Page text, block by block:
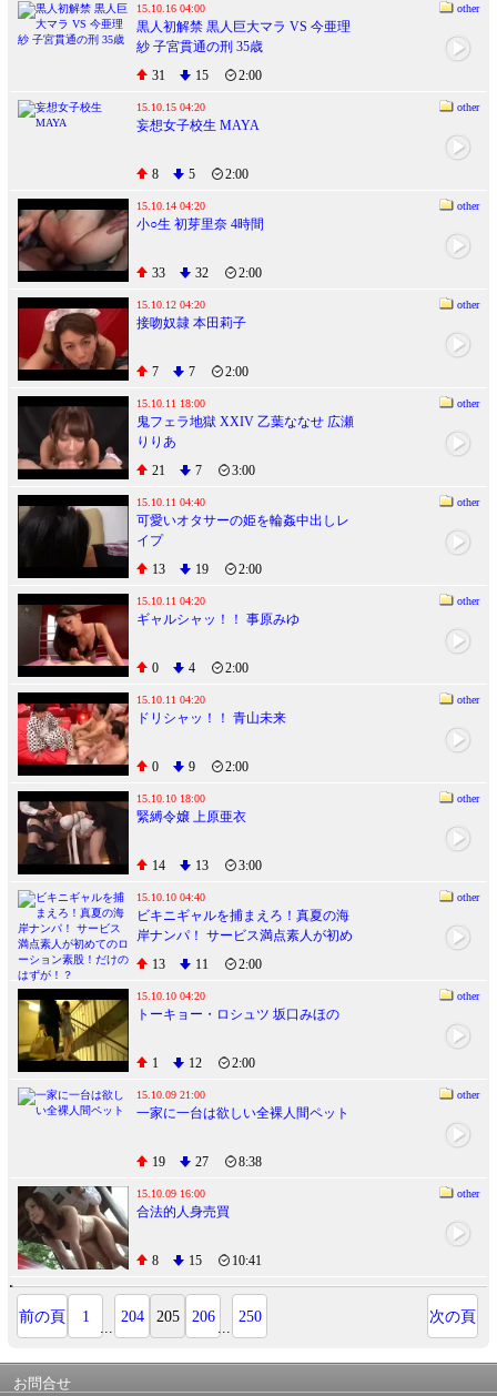
15.10.16 04:00 other
黒人初解禁 黒人巨大マラ VS 今亜理
紗 子宮貫通の刑 35歳
31
15 2:00
15.10.15 04:20 other
妄想女子校生 MAYA
8 5 2:00
15.10.14 04:20 other
小○生 初芽里奈 4時間
33 32 2:00
15.10.12 04:20 other
接吻奴隷 本田莉子
7 7 2:00
15.10.11 18:00 other
鬼フェラ地獄 XXIV 乙葉ななせ 広瀬
りりあ
21
7 3:00
15.10.11 04:40 other
可愛いオタサーの姫を輪姦中出しレ
イプ
13
19 2:00
15.10.11 04:20 other
ギャルシャッ！！ 事原みゆ
0 4 2:00
15.10.11 04:20 other
ドリシャッ！！ 青山未来
0 9 2:00
15.10.10 18:00 other
緊縛令嬢 上原亜衣
14 13 3:00
15.10.10 04:40 other
ビキニギャルを捕まえろ！真夏の海
岸ナンパ！ サービス満点素人が初め
てのローション素股！だけのはず
13 11 2:00
15.10.10 04:20 other
トーキョー・ロシュツ 坂口みほの
1 12 2:00
15.10.09 21:00 other
一家に一台は欲しい全裸人間ペット
19 27 8:38
15.10.09 16:00 other
合法的人身売買
8 15 10:41
前の頁 1
...
204 205 206
...
250 次の頁
お問合せ